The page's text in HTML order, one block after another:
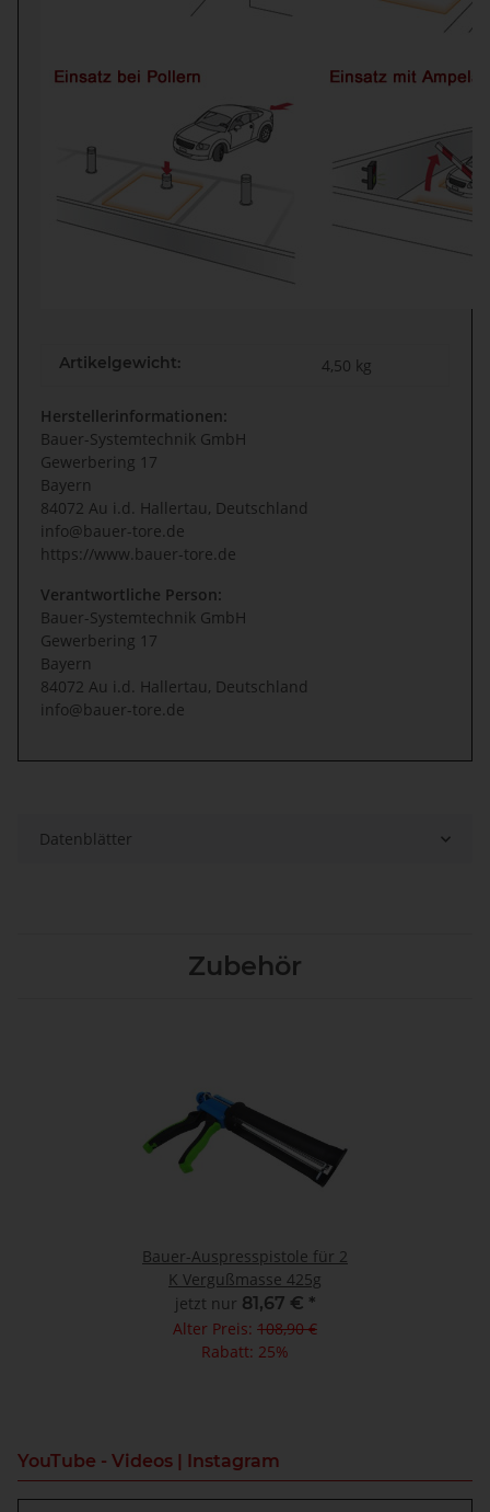
Artikelgewicht: 4,50 kg
Herstellerinformationen:
Bauer-Systemtechnik GmbH
Gewerbering 17
Bayern
84072 Au i.d. Hallertau, Deutschland
info@bauer-tore.de
https://www.bauer-tore.de
Verantwortliche Person:
Bauer-Systemtechnik GmbH
Gewerbering 17
Bayern
84072 Au i.d. Hallertau, Deutschland
info@bauer-tore.de
Datenblätter
Zubehör
Bauer-Auspresspistole für 2
K Vergußmasse 425g
jetzt nur 81,67 € *
Alter Preis: 108,90 €
Rabatt: 25%
YouTube - Videos | Instagram